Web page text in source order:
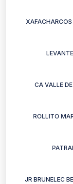
CA VALLE
ROLLITO
JR BRUNELEC